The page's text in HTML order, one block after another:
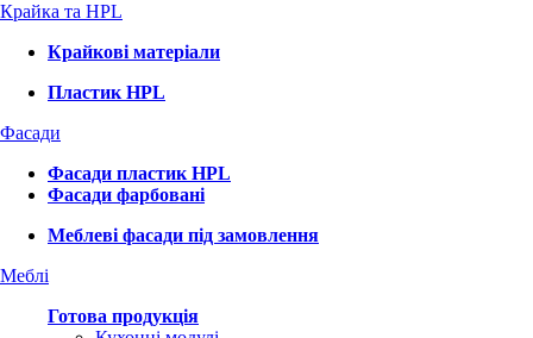
Крайка та HPL
Крайкові матеріали
Пластик HPL
Фасади
Фасади пластик HPL
Фасади фарбовані
Меблеві фасади під замовлення
Меблі
Готова продукція